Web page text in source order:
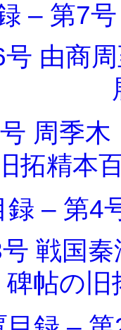
– 第7
由商
周季
旧拓精本
録 – 第4
戦国
碑帖の旧